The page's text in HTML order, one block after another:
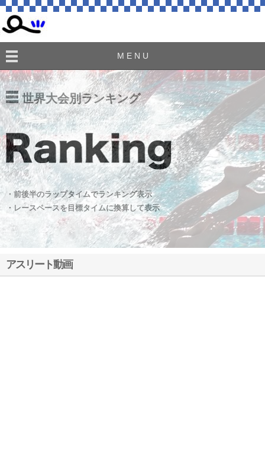
M E N U
世界大会別ランキング
・前後半のラップタイムでランキング表示
・レースペースを目標タイムに換算して表示
アスリート動画